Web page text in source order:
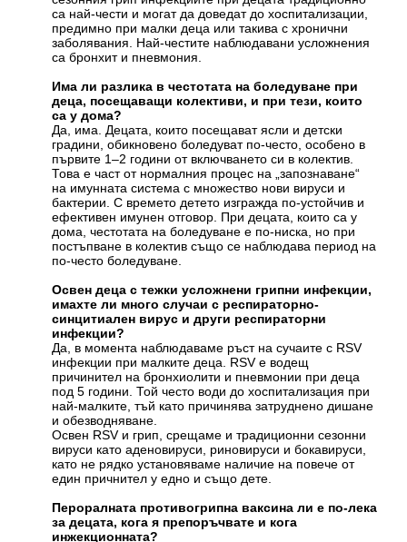
са най-чести и могат да доведат до хоспитализации,
предимно при малки деца или такива с хронични
заболявания. Най-честите наблюдавани усложнения
са бронхит и пневмония.
Има ли разлика в честотата на боледуване при
деца, посещаващи колективи, и при тези, които
са у дома?
Да, има. Децата, които посещават ясли и детски
градини, обикновено боледуват по-често, особено в
първите 1–2 години от включването си в колектив.
Това е част от нормалния процес на „запознаване“
на имунната система с множество нови вируси и
бактерии. С времето детето изгражда по-устойчив и
ефективен имунен отговор. При децата, които са у
дома, честотата на боледуване е по-ниска, но при
постъпване в колектив също се наблюдава период на
по-често боледуване.
Освен деца с тежки усложнени грипни инфекции,
имахте ли много случаи с респираторно-
синцитиален вирус и други респираторни
инфекции?
Да, в момента наблюдаваме ръст на сучаите с RSV
инфекции при малките деца. RSV е водещ
причинител на бронхиолити и пневмонии при деца
под 5 години. Той често води до хоспитализация при
най-малките, тъй като причинява затруднено дишане
и обезводняване.
Освен RSV и грип, срещаме и традиционни сезонни
вируси като аденовируси, риновируси и бокавируси,
като не рядко установяваме наличие на повече от
един причнител у едно и също дете.
Пероралната противогрипна ваксина ли е по-лека
за децата, кога я препоръчвате и кога
инжекционната?